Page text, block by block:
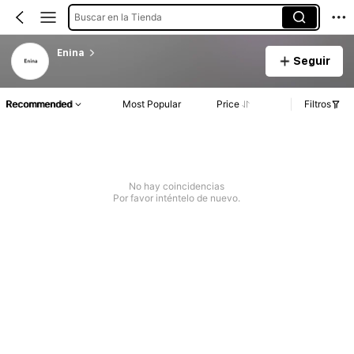
Buscar en la Tienda
Enina
Seguir
Recommended Most Popular Price Filtros
No hay coincidencias
Por favor inténtelo de nuevo.